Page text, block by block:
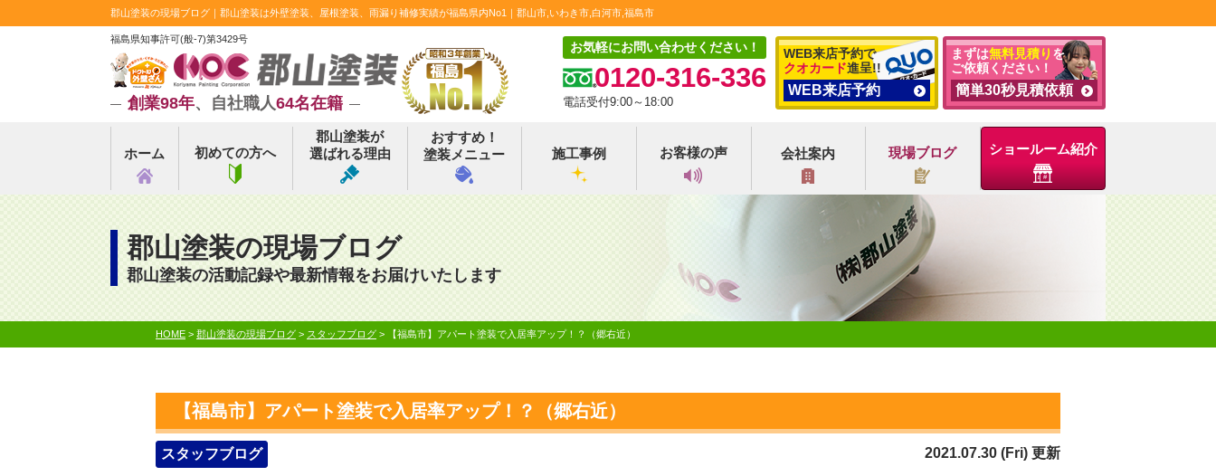
郡山塗装の現場ブログ｜郡山塗装は外壁塗装、屋根塗装、雨漏り補修実績が福島県内No1｜郡山市,いわき市,白河市,福島市
福島県知事許可(般-7)第3429号
創業98年、自社職人64名在籍
お気軽にお問い合わせください！
0120-316-336
電話受付9:00～18:00
WEB来店予約で
クオカード進呈!!
WEB来店予約
まずは無料見積り を
ご依頼ください！
簡単30秒見積依頼
ホーム 初めての方へ
郡山塗装が
選ばれる理由
おすすめ！
塗装メニュー
施工事例 お客様の声 会社案内 現場ブログ ショールーム紹介
郡山塗装の現場ブログ
郡山塗装の活動記録や最新情報をお届けいたします
HOME > 郡山塗装の現場ブログ > スタッフブログ > 【福島市】アパート塗装で入居率アップ！？（郷右近）
【福島市】アパート塗装で入居率アップ！？（郷右近）
スタッフブログ 2021.07.30 (Fri) 更新